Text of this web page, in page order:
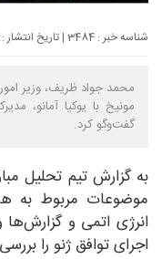
شناسه خبر : 3484 | تاریخ انتشار : ۱۳ بهمن ۱۳۹۲ - ۱۵:۰۰ |
محمد جواد ظریف، وزیر
مونیخ با یوکیا آمانو،
گفت‌وگو کرد.
به گزارش تیم تحلیل
موضوعات مربوط به
انرژی اتمی و
اجرای توافق ژنو را